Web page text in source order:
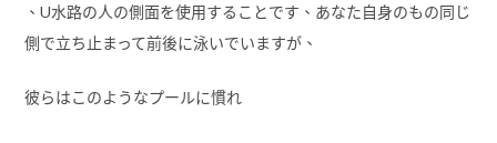
、U水路の人の側面を使用することです、あなた自身のもの同じ
側​​で立ち止まって前後に泳いでいますが、
彼らはこのようなプールに慣れ